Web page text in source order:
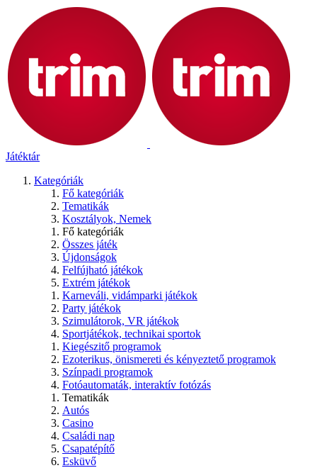
Játéktár
Kategóriák
Fő kategóriák
Tematikák
Kosztályok, Nemek
Fő kategóriák
Összes játék
Újdonságok
Felfújható játékok
Extrém játékok
Karneváli, vidámparki játékok
Party játékok
Szimulátorok, VR játékok
Sportjátékok, technikai sportok
Kiegészitő programok
Ezoterikus, önismereti és kényeztető programok
Színpadi programok
Fotóautomaták, interaktív fotózás
Tematikák
Autós
Casino
Családi nap
Csapatépítő
Esküvő